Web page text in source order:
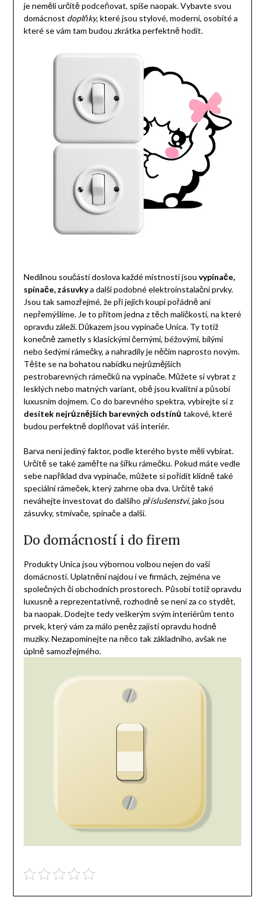
je neměli určitě podceňovat, spíše naopak. Vybavte svou
domácnost doplňky, které jsou stylové, moderní, osobité a
které se vám tam budou zkrátka perfektně hodit.
Nedílnou součástí doslova každé místnosti jsou vypínače,
spínače, zásuvkya další podobné elektroinstalační prvky.
Jsou tak samozřejmé, že při jejich koupi pořádně ani
nepřemýšlíme. Je to přitom jedna z těch maličkostí, na které
opravdu záleží. Důkazem jsou vypínače Unica. Ty totiž
konečně zametly s klasickými černými, béžovými, bílými
nebo šedými rámečky, a nahradily je něčím naprosto novým.
Těšte se na bohatou nabídku nejrůznějších
pestrobarevných rámečků na vypínače. Můžete si vybrat z
lesklých nebo matných variant, obě jsou kvalitní a působí
luxusním dojmem. Co do barevného spektra, vybírejte si z
desítek nejrůznějších barevných odstínů takové, které
budou perfektně doplňovat váš interiér.
Barva není jediný faktor, podle kterého byste měli vybírat.
Určitě se také zaměřte na šířku rámečku. Pokud máte vedle
sebe například dva vypínače, můžete si pořídit klidně také
speciální rámeček, který zahrne oba dva. Určitě také
neváhejte investovat do dalšího příslušenství, jako jsou
zásuvky, stmívače, spínače a další.
Do domácností i do firem
Produkty Unica jsou výbornou volbou nejen do vaší
domácnosti. Uplatnění najdou i ve firmách, zejména ve
společných či obchodních prostorech. Působí totiž opravdu
luxusně a reprezentativně, rozhodně se není za co stydět,
ba naopak. Dodejte tedy veškerým svým interiérům tento
prvek, který vám za málo peněz zajistí opravdu hodně
muziky. Nezapomínejte na něco tak základního, avšak ne
úplně samozřejmého.